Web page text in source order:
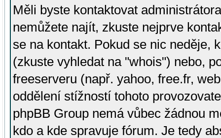
Měli byste kontaktovat
nemůžete najít, zkuste nejprve
se na kontakt. Pokud se nic neděje,
(zkuste vyhledat na "whois") nebo,
freeserveru (např. yahoo, free.fr,
oddělení stížností tohoto
phpBB Group nemá vůbec žádnou
kdo a kde spravuje fórum. Je tedy